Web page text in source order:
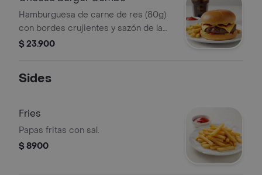
Hamburguesa de carne de res (80g)
con bordes crujientes y sazón de la
casa ketchup, mayonesa y queso
$ 23.900
Sides
Fries
Papas fritas con sal.
$ 8900